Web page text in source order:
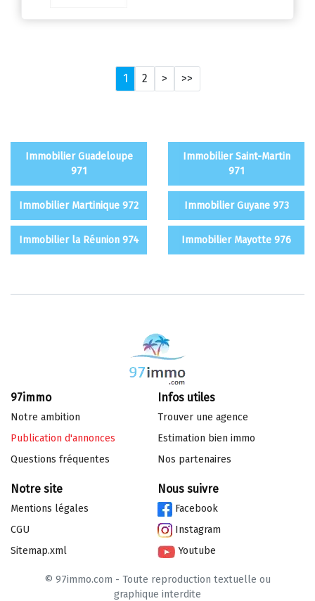
1 2 > >>
Immobilier Guadeloupe
971
Immobilier Saint-Martin
971
Immobilier Martinique 972 Immobilier Guyane 973
Immobilier la Réunion 974 Immobilier Mayotte 976
97immo
Notre ambition
Publication d'annonces
Questions fréquentes
Infos utiles
Trouver une agence
Estimation bien immo
Nos partenaires
Notre site
Mentions légales
CGU
Sitemap.xml
Nous suivre
Facebook
Instagram
Youtube
© 97immo.com - Toute reproduction textuelle ou
graphique interdite